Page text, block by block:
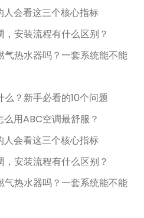
会看这三个核心指标
安装流程有什么区别？
热水器吗？一套系统能不能
？新手必看的10个问题
用ABC空调最舒服？
会看这三个核心指标
安装流程有什么区别？
热水器吗？一套系统能不能